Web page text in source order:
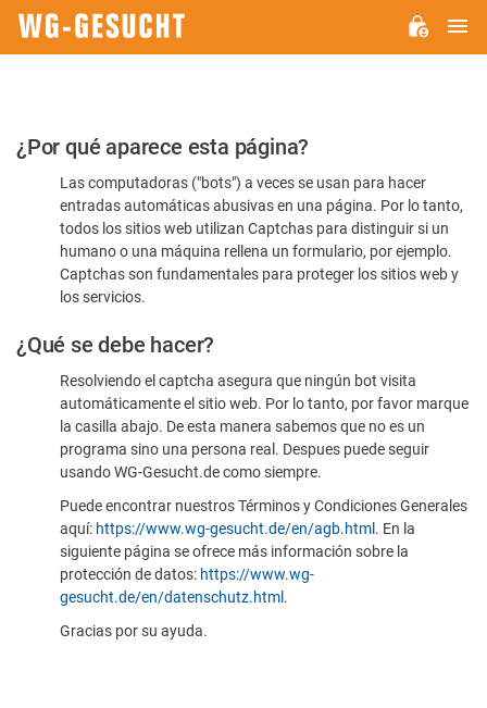
Por
favor,
confirme
humano
¿Por qué aparece esta página?
Las computadoras ("bots") a veces se usan para hacer
entradas automáticas abusivas en una página. Por lo tanto,
todos los sitios web utilizan Captchas para distinguir si un
humano o una máquina rellena un formulario, por ejemplo.
Captchas son fundamentales para proteger los sitios web y
los servicios.
¿Qué se debe hacer?
Resolviendo el captcha asegura que ningún bot visita
automáticamente el sitio web. Por lo tanto, por favor marque
la casilla abajo. De esta manera sabemos que no es un
programa sino una persona real. Despues puede seguir
usando WG-Gesucht.de como siempre.
Puede encontrar nuestros Términos y Condiciones Generales
aquí: https://www.wg-gesucht.de/en/agb.html . En la
siguiente página se ofrece más información sobre la
protección de datos: https://www.wg-
gesucht.de/en/datenschutz.html .
Gracias por su ayuda.